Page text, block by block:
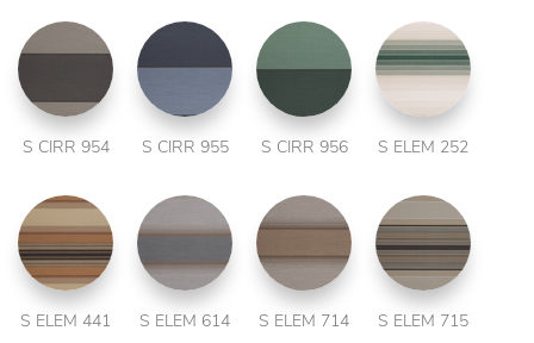
S CIRR 954 S CIRR 955 S CIRR 956 S ELEM 252
S ELEM 441 S ELEM 614 S ELEM 714 S ELEM 715